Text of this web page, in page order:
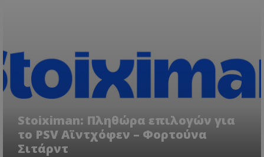
Stoiximan: Πληθώρα επιλογών για
το PSV Αϊντχόφεν – Φορτούνα
Σιτάρντ